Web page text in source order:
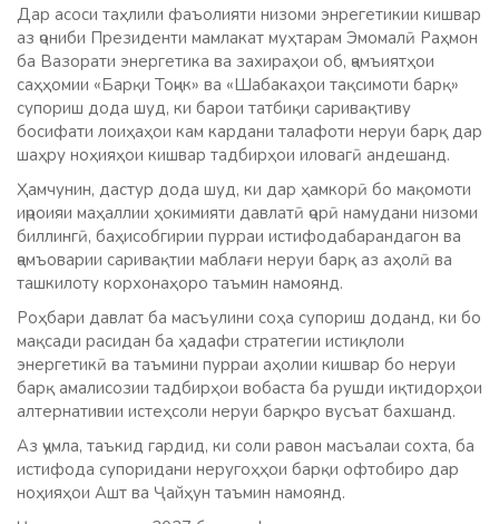
Дар асоси таҳлили фаъолияти низоми энрегетикии кишвар
аз ҷониби Президенти мамлакат муҳтарам Эмомалӣ Раҳмон
ба Вазорати энергетика ва захираҳои об, ҷамъиятҳои
саҳҳомии «Барқи Тоҷик» ва «Шабакаҳои тақсимоти барқ»
супориш дода шуд, ки барои татбиқи саривақтиву
босифати лоиҳаҳои кам кардани талафоти неруи барқ дар
шаҳру ноҳияҳои кишвар тадбирҳои иловагӣ андешанд.
Ҳамчунин, дастур дода шуд, ки дар ҳамкорӣ бо мақомоти
иҷроияи маҳаллии ҳокимияти давлатӣ ҷорӣ намудани низоми
биллингӣ, баҳисобгирии пурраи истифодабарандагон ва
ҷамъоварии саривақтии маблағи неруи барқ аз аҳолӣ ва
ташкилоту корхонаҳоро таъмин намоянд.
Роҳбари давлат ба масъулини соҳа супориш доданд, ки бо
мақсади расидан ба ҳадафи стратегии истиқлоли
энергетикӣ ва таъмини пурраи аҳолии кишвар бо неруи
барқ амалисозии тадбирҳои вобаста ба рушди иқтидорҳои
алтернативии истеҳсоли неруи барқро вусъат бахшанд.
Аз ҷумла, таъкид гардид, ки соли равон масъалаи сохта, ба
истифода супоридани неругоҳҳои барқи офтобиро дар
ноҳияҳои Ашт ва Ҷайҳун таъмин намоянд.